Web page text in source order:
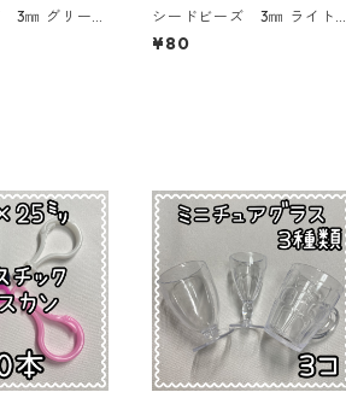
3㎜ グリー
BEADS-o
シードビーズ 3㎜ ライトグ
リーン 30ｇ【SEED-BEA
DS-o03-GRN1】
¥80